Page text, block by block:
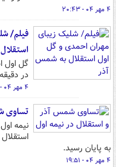
۴ مهر ۰۴ - ۲۰:۴۳
فیلم/
گل اول
در دقیقه ۵۴ به ثمر رسید.
۴ مهر ۰۴ - ۲۰:۲۵
تساوی
نیمه
به پایان رسید.
۴ مهر ۰۴ - ۱۹:۵۱